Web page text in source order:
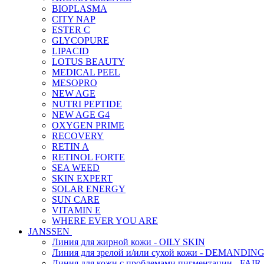
BIOPLASMA
CITY NAP
ESTER C
GLYCOPURE
LIPACID
LOTUS BEAUTY
MEDICAL PEEL
MESOPRO
NEW AGE
NUTRI PEPTIDE
NEW AGE G4
OXYGEN PRIME
RECOVERY
RETIN A
RETINOL FORTE
SEA WEED
SKIN EXPERT
SOLAR ENERGY
SUN CARE
VITAMIN E
WHERE EVER YOU ARE
JANSSEN
Линия для жирной кожи - OILY SKIN
Линия для зрелой и/или сухой кожи -